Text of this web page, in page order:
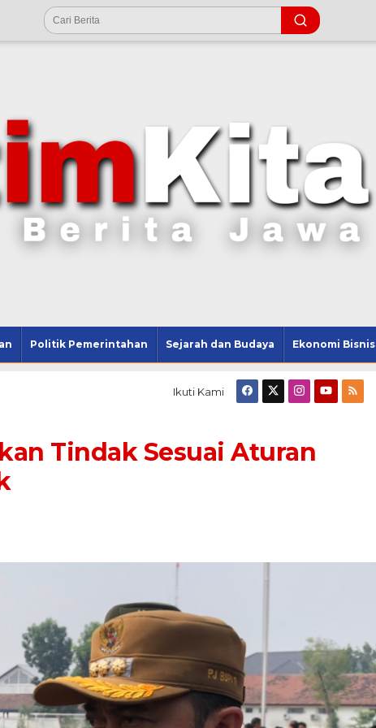
Politik Pemerintahan Sejarah dan Budaya Ekonomi Bisnis
Ikuti Kami
Tindak Sesuai Aturan